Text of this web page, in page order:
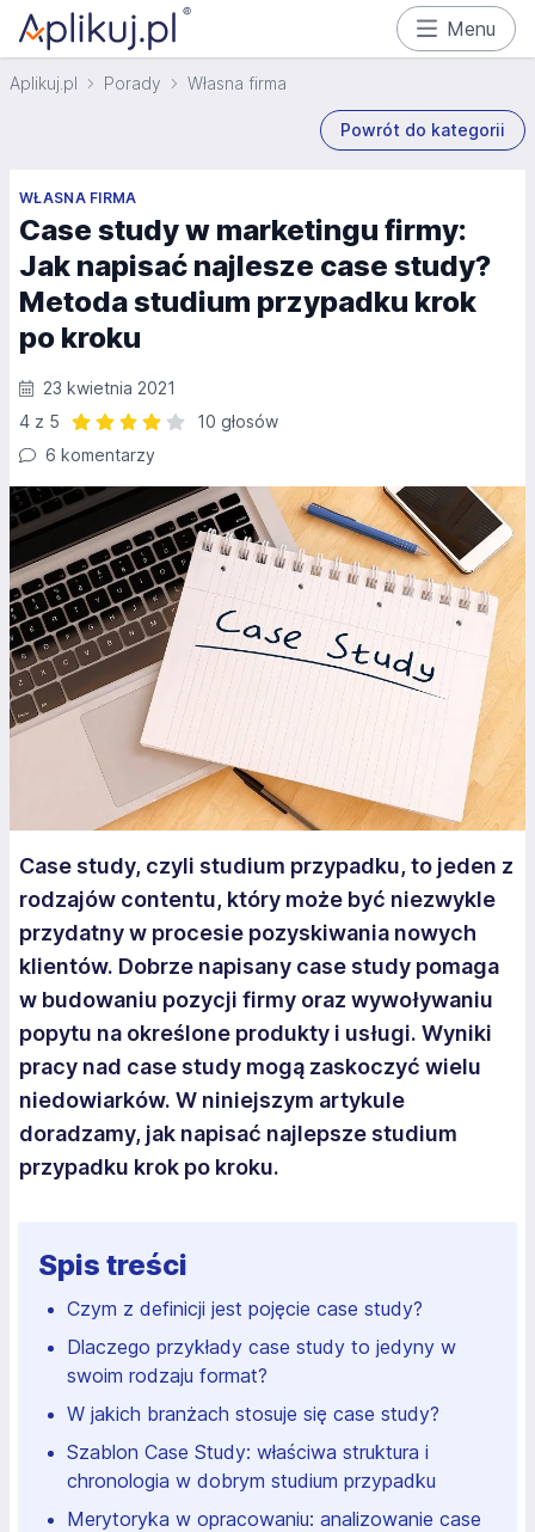
Menu
Aplikuj.pl Porady Własna firma
Powrót do kategorii
WŁASNA FIRMA
Case study w marketingu firmy:
Jak napisać najlesze case study?
Metoda studium przypadku krok
po kroku
23 kwietnia 2021
4 z 5
10 głosów
6 komentarzy
Case study, czyli studium przypadku, to jeden z
rodzajów contentu, który może być niezwykle
przydatny w procesie pozyskiwania nowych
klientów. Dobrze napisany case study pomaga
w budowaniu pozycji firmy oraz wywoływaniu
popytu na określone produkty i usługi. Wyniki
pracy nad case study mogą zaskoczyć wielu
niedowiarków. W niniejszym artykule
doradzamy, jak napisać najlepsze studium
przypadku krok po kroku.
Spis treści
Czym z definicji jest pojęcie case study?
Dlaczego przykłady case study to jedyny w
swoim rodzaju format?
W jakich branżach stosuje się case study?
Szablon Case Study: właściwa struktura i
chronologia w dobrym studium przypadku
Merytoryka w opracowaniu: analizowanie case